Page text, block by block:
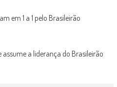
em 1 a 1 pelo Brasileirão
a liderança do Brasileirão